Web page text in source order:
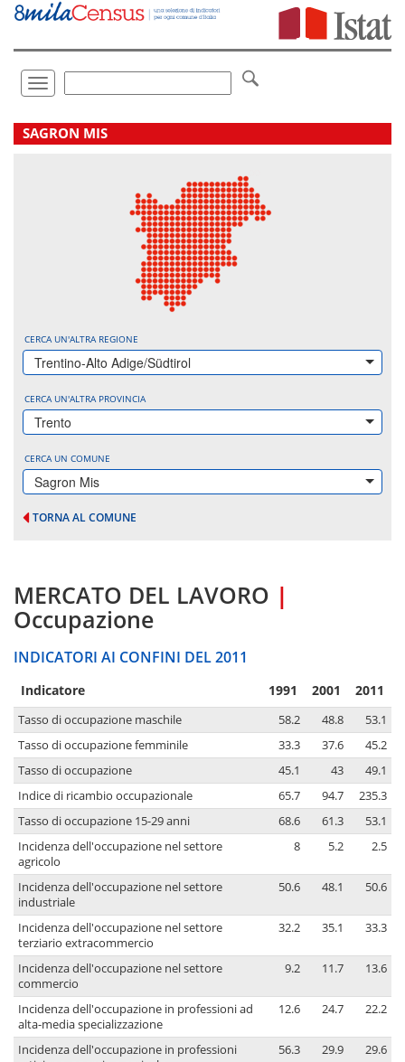
Vai
direttamente
Toggle
navigation
.
SAGRON MIS
CERCA UN'ALTRA REGIONE
Trentino-Alto Adige/Südtirol
CERCA UN'ALTRA PROVINCIA
Trento
CERCA UN COMUNE
Sagron Mis
TORNA AL COMUNE
MERCATO DEL LAVORO |
Occupazione
INDICATORI AI CONFINI DEL 2011
Indicatore 1991 2001 2011
Tasso di occupazione maschile 58.2 48.8
53.1
Tasso di occupazione femminile
33.3 37.6
45.2
Tasso di occupazione
45.1 43
49.1
Indice di ricambio occupazionale
65.7 94.7
235.3
Tasso di occupazione 15-29 anni
68.6 61.3
53.1
Incidenza dell'occupazione nel settore
agricolo
8 5.2 2.5
Incidenza dell'occupazione nel settore
industriale
50.6 48.1 50.6
Incidenza dell'occupazione nel settore
terziario extracommercio
32.2 35.1 33.3
Incidenza dell'occupazione nel settore
commercio
9.2 11.7 13.6
Incidenza dell'occupazione in professioni ad
alta-media specializzazione
12.6 24.7 22.2
Incidenza dell'occupazione in professioni
56.3 29.9 29.6